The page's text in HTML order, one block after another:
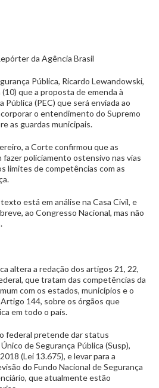
da Agência Brasil
Pública, Ricardo Lewandowski,
que a proposta de emenda à
(PEC) que será enviada ao
o entendimento do Supremo
as guardas municipais.
a Corte confirmou que as
fazer policiamento ostensivo nas vias
limites de competências com as
está em análise na Casa Civil, e
ao Congresso Nacional, mas não
altera a redação dos artigos 21, 22,
que tratam das competências da
com os estados, municípios e o
144, sobre os órgãos que
em todo o país.
federal pretende dar status
de Segurança Pública (Susp),
(Lei 13.675), e levar para a
do Fundo Nacional de Segurança
que atualmente estão